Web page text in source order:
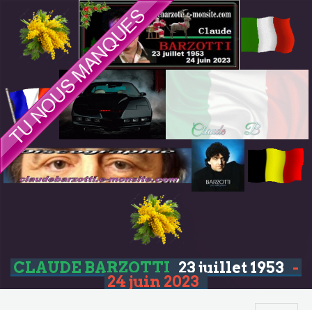
CLAUDE BARZOTTI 23 juillet 1953 -
24 juin 2023